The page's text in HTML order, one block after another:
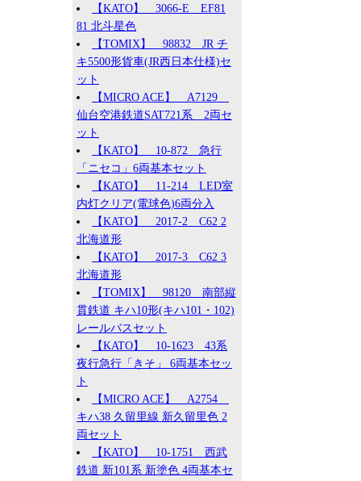
【KATO】 3066-E EF81
81 北斗星色
【TOMIX】 98832 JR チ
キ5500形貨車(JR西日本仕様)セ
ット
【MICRO ACE】 A7129
仙台空港鉄道SAT721系 2両セ
ット
【KATO】 10-872 急行
「ニセコ」6両基本セット
【KATO】 11-214 LED室
内灯クリア(電球色)6両分入
【KATO】 2017-2 C62 2
北海道形
【KATO】 2017-3 C62 3
北海道形
【TOMIX】 98120 南部縦
貫鉄道 キハ10形(キハ101・102)
レールバスセット
【KATO】 10-1623 43系
夜行急行「きそ」 6両基本セッ
ト
【MICRO ACE】 A2754
キハ38 久留里線 新久留里色 2
両セット
【KATO】 10-1751 西武
鉄道 新101系 新塗色 4両基本セ